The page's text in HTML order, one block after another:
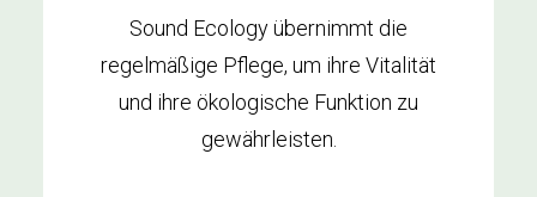
Sound Ecology übernimmt die
regelmäßige Pflege, um ihre Vitalität
und ihre ökologische Funktion zu
gewährleisten.